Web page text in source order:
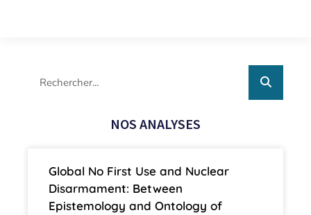
NOS ANALYSES
Global No First Use and Nuclear
Disarmament: Between
Epistemology and Ontology of